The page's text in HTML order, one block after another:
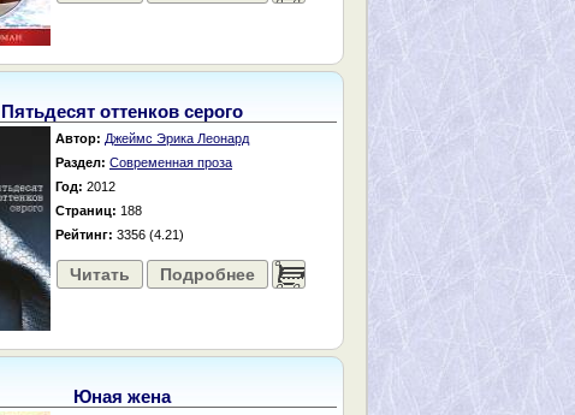
Пятьдесят оттенков серого
Автор: Джеймс Эрика Леонард
Раздел: Современная проза
Год: 2012
Страниц: 188
Рейтинг: 3356 (4.21)
Читать Подробнее ......
Юная жена